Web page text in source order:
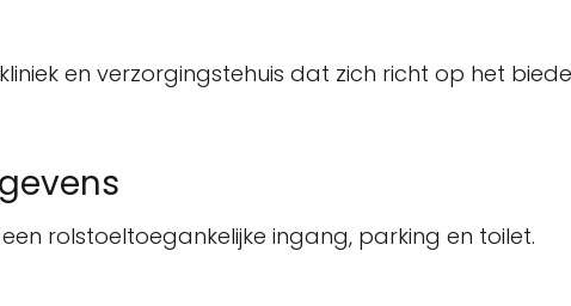
en verzorgingstehuis dat zich richt op het
rolstoeltoegankelijke ingang, parking en toilet.